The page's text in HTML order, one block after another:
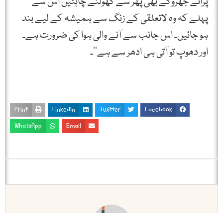
پہلے کہ وہ لاتعلقی کے زنگ سے ہمیشہ کے لیے بند
ہو جائیں۔ اس جانب سے آنے والی ہوا کی ضرورت ہے۔
اور دھوپ تو آتی ہی ادھر سے ہے‘‘۔
Facebook
Twitter
LinkedIn
Print
Email
WhatsApp